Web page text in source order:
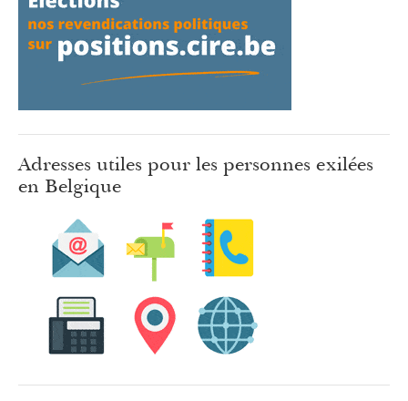
Adresses utiles pour les personnes exilées
en Belgique